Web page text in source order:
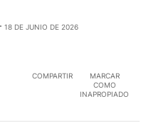
18 DE JUNIO DE 2026
COMPARTIR
MARCAR
COMO
INAPROPIADO